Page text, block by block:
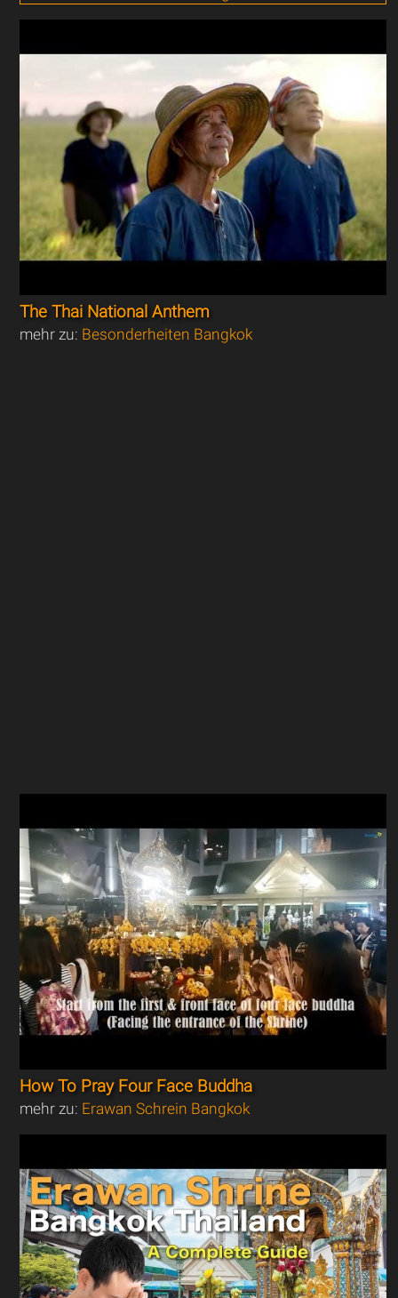
The Thai National Anthem
mehr zu: Besonderheiten Bangkok
How To Pray Four Face Buddha
mehr zu: Erawan Schrein Bangkok